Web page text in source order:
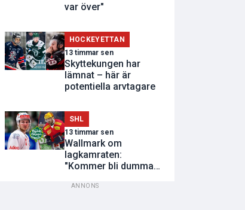
var över"
HOCKEYETTAN
13 timmar sen
Skyttekungen har
lämnat – här är
potentiella arvtagare
SHL
13 timmar sen
Wallmark om
lagkamraten:
"Kommer bli dumma
ANNONS